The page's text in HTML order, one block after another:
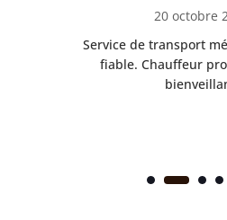
20 octobre
Service de transport
fiable. Chauffeur